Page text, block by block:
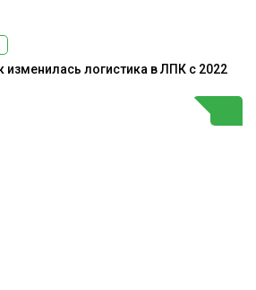
изменилась логистика в ЛПК с 2022